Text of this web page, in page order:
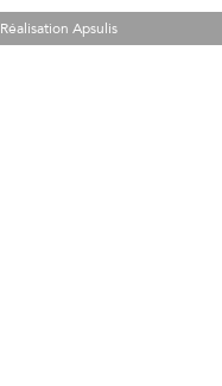
Réalisation Apsulis